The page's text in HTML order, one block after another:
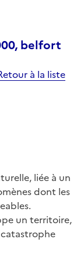
belfort
à la liste
papier
liée à un
dont les
un territoire,